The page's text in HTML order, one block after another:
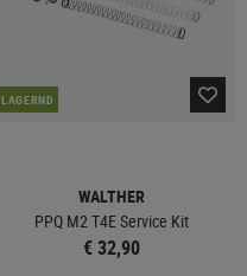
LAGERND
WALTHER
PPQ M2 T4E Service Kit
€ 32,90